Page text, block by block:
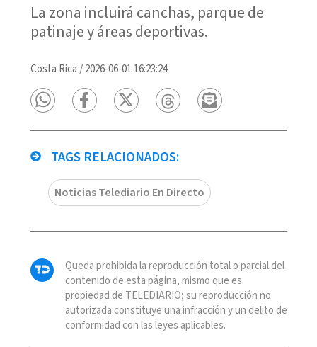
La zona incluirá canchas, parque de
patinaje y áreas deportivas.
Costa Rica /2026-06-01 16:23:24
TAGS RELACIONADOS:
Noticias Telediario En Directo
Queda prohibida la reproducción total o parcial del
contenido de esta página, mismo que es
propiedad de TELEDIARIO; su reproducción no
autorizada constituye una infracción y un delito de
conformidad con las leyes aplicables.